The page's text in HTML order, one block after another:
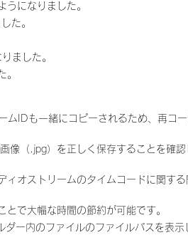
になりました。
た。
ました。
。
IDも一緒にコピーされるため、再コ
像（.jpg）を正しく保存することを確
オストリームのタイムコードに関す
で大幅な時間の節約が可能です。
ー内のファイルのファイルパスを表示